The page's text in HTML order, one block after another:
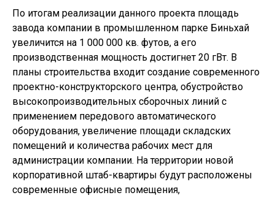
По итогам реализации данного проекта площадь
завода компании в промышленном парке Биньхай
увеличится на 1 000 000 кв. футов, а его
производственная мощность достигнет 20 гВт. В
планы строительства входит создание современного
проектно-конструкторского центра, обустройство
высокопроизводительных сборочных линий с
применением передового автоматического
оборудования, увеличение площади складских
помещений и количества рабочих мест для
администрации компании. На территории новой
корпоративной штаб-квартиры будут расположены
современные офисные помещения,